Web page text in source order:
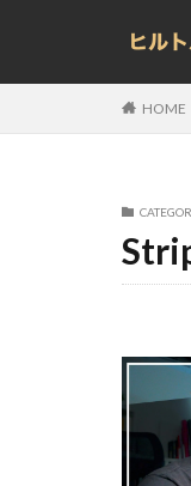
HOME